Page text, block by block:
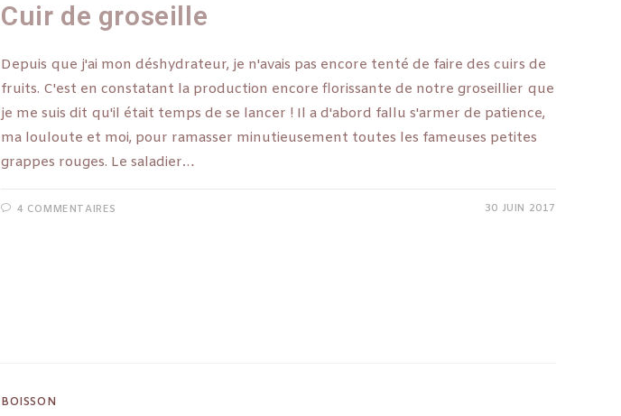
Cuir de groseille
Depuis que j'ai mon déshydrateur, je n'avais pas encore tenté de faire des cuirs de
fruits. C'est en constatant la production encore florissante de notre groseillier que
je me suis dit qu'il était temps de se lancer ! Il a d'abord fallu s'armer de patience,
ma louloute et moi, pour ramasser minutieusement toutes les fameuses petites
grappes rouges. Le saladier…
4 COMMENTAIRES 30 JUIN 2017
BOISSON